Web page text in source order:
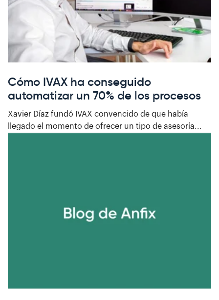
Cómo IVAX ha conseguido
automatizar un 70% de los procesos
Xavier Díaz fundó IVAX convencido de que había
llegado el momento de ofrecer un tipo de asesoría...